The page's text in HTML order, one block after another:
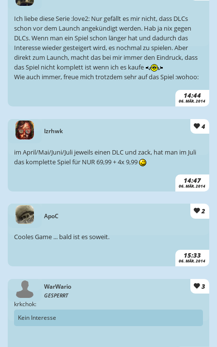
14:44
06. MÄR. 2014
Ich liebe diese Serie :love2: Nur gefällt es mir nicht, dass DLCs
schon vor dem Launch angekündigt werden. Hab ja nix gegen
DLCs. Wenn man ein Spiel schon länger hat und dadurch das
Interesse wieder gesteigert wird, es nochmal zu spielen. Aber
direkt zum Launch, macht das bei mir immer den Eindruck, dass
das Spiel nicht komplett ist wenn ich es kaufe
Wie auch immer, freue mich trotzdem sehr auf das Spiel :wohoo:
lzrhwk
4
14:47
06. MÄR. 2014
im April/Mai/Juni/Juli jeweils einen DLC und zack, hat man im Juli
das komplette Spiel für NUR 69,99 + 4x 9,99
ApoC
2
15:33
06. MÄR. 2014
Cooles Game ... bald ist es soweit.
WarWario
GESPERRT
3
krkchok:
Kein Interesse